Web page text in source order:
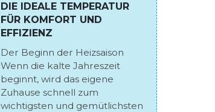
DIE IDEALE TEMPERATUR
FÜR KOMFORT UND
EFFIZIENZ
Der Beginn der Heizsaison
Wenn die kalte Jahreszeit
beginnt, wird das eigene
Zuhause schnell zum
wichtigsten und gemütlichsten